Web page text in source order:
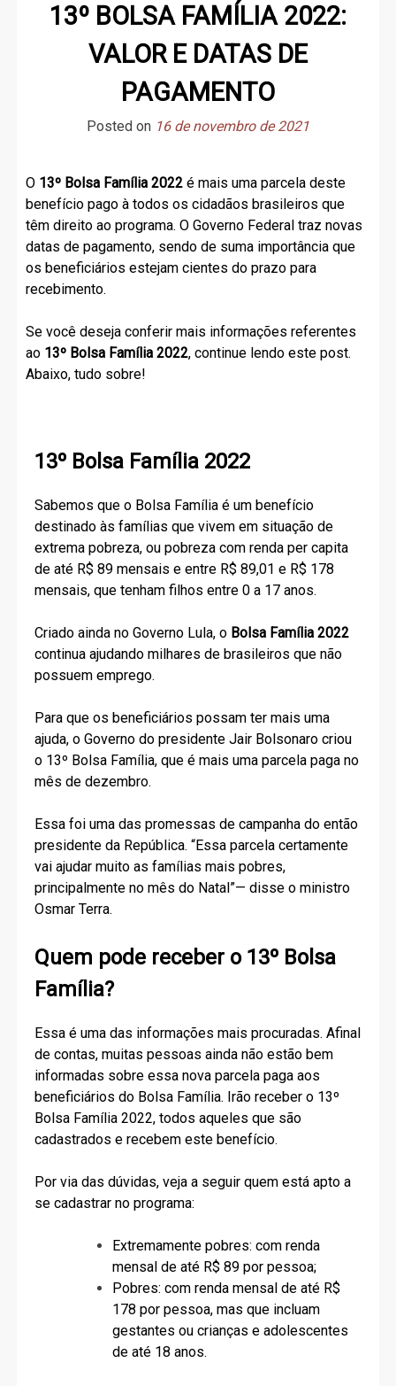
13º BOLSA FAMÍLIA 2022:
VALOR E DATAS DE
PAGAMENTO
Posted on 16 de novembro de 2021
O 13º Bolsa Família 2022é mais uma parcela deste
benefício pago à todos os cidadãos brasileiros que
têm direito ao programa. O Governo Federal traz novas
datas de pagamento, sendo de suma importância que
os beneficiários estejam cientes do prazo para
recebimento.
Se você deseja conferir mais informações referentes
ao 13º Bolsa Família 2022, continue lendo este post.
Abaixo, tudo sobre!
13º Bolsa Família 2022
Sabemos que o Bolsa Família é um benefício
destinado às famílias que vivem em situação de
extrema pobreza, ou pobreza com renda per capita
de até R$ 89 mensais e entre R$ 89,01 e R$ 178
mensais, que tenham filhos entre 0 a 17 anos.
Criado ainda no Governo Lula, o Bolsa Família 2022
continua ajudando milhares de brasileiros que não
possuem emprego.
Para que os beneficiários possam ter mais uma
ajuda, o Governo do presidente Jair Bolsonaro criou
o 13º Bolsa Família, que é mais uma parcela paga no
mês de dezembro.
Essa foi uma das promessas de campanha do então
presidente da República. “Essa parcela certamente
vai ajudar muito as famílias mais pobres,
principalmente no mês do Natal”— disse o ministro
Osmar Terra.
Quem pode receber o 13º Bolsa
Família?
Essa é uma das informações mais procuradas. Afinal
de contas, muitas pessoas ainda não estão bem
informadas sobre essa nova parcela paga aos
beneficiários do Bolsa Família. Irão receber o 13º
Bolsa Família 2022, todos aqueles que são
cadastrados e recebem este benefício.
Por via das dúvidas, veja a seguir quem está apto a
se cadastrar no programa:
Extremamente pobres: com renda
mensal de até R$ 89 por pessoa;
Pobres: com renda mensal de até R$
178 por pessoa, mas que incluam
gestantes ou crianças e adolescentes
de até 18 anos.